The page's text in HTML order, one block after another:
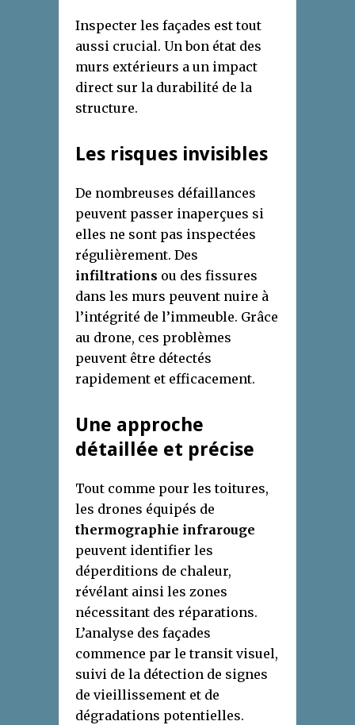
Inspecter les façades est tout
aussi crucial. Un bon état des
murs extérieurs a un impact
direct sur la durabilité de la
structure.
Les risques invisibles
De nombreuses défaillances
peuvent passer inaperçues si
elles ne sont pas inspectées
régulièrement. Des
infiltrations ou des fissures
dans les murs peuvent nuire à
l’intégrité de l’immeuble. Grâce
au drone, ces problèmes
peuvent être détectés
rapidement et efficacement.
Une approche
détaillée et précise
Tout comme pour les toitures,
les drones équipés de
thermographie infrarouge
peuvent identifier les
déperditions de chaleur,
révélant ainsi les zones
nécessitant des réparations.
L’analyse des façades
commence par le transit visuel,
suivi de la détection de signes
de vieillissement et de
dégradations potentielles.